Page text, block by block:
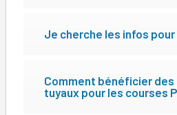
Je cherche les infos pour
Comment bénéficier des
tuyaux pour les courses